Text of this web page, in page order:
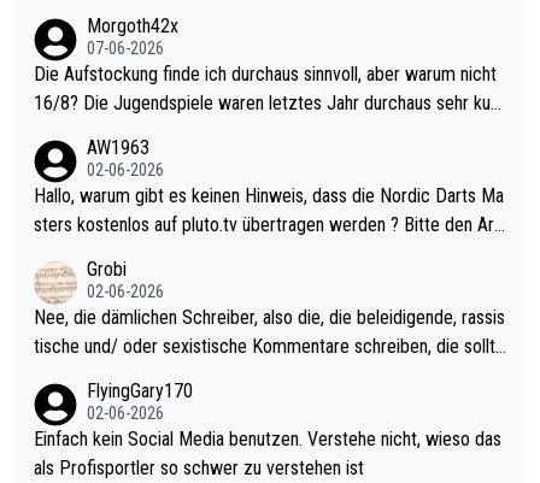
Morgoth42x
07-06-2026
Die Aufstockung finde ich durchaus sinnvoll, aber warum nicht
16/8? Die Jugendspiele waren letztes Jahr durchaus sehr kurz
Allerdings ist Mitchell Lawrie als Nummer 1 der Welt eh qualifi
ziert. Somit ändert die automatische Qualifikation des Weltmei
sters erstmal nichts. Ich denke sie wollen damit für nächstes J
ohl wenig WDF Turniere spielen. Dies war bei Archie Self letzt
es Jahr der Fall. Er musste als amtierender Weltmeister durch
den Qualifier und ich glaube kaum, dass Mitchel sich das (in Ve
el hat.
AW1963
02-06-2026
Hallo, warum gibt es keinen Hinweis, dass die Nordic Darts Ma
sters kostenlos auf pluto.tv übertragen werden ? Bitte den Arti
Grobi
02-06-2026
Nee, die dämlichen Schreiber, also die, die beleidigende, rassis
tische und/ oder sexistische Kommentare schreiben, die sollte
s Leben in den Griff kriegen. Nur eins wundert mich: Luke Little
r war doch neulich erst derjenige, der über Social Media GvV p
rovoziert hat. Und Littlers Mutter schießt öfters mal gegen Ric
FlyingGary170
02-06-2026
Einfach kein Social Media benutzen. Verstehe nicht, wieso das
als Profisportler so schwer zu verstehen ist